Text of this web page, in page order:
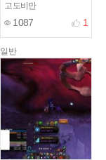
고도비만
1087 1
일반